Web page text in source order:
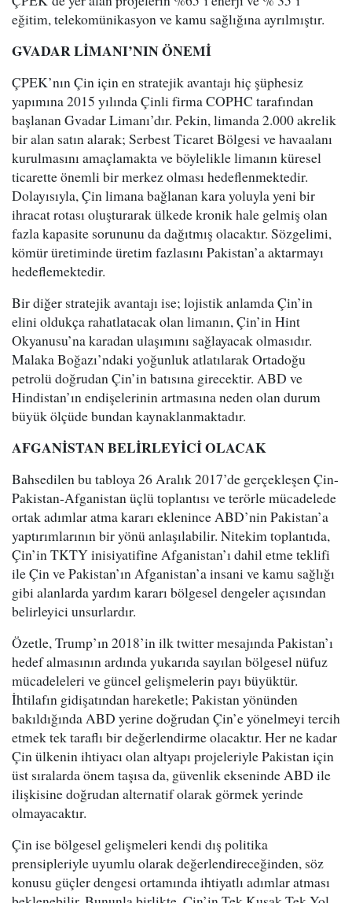
eğitim, telekomünikasyon ve kamu sağlığına ayrılmıştır.
GVADAR LİMANI’NIN ÖNEMİ
ÇPEK’nın Çin için en stratejik avantajı hiç şüphesiz
yapımına 2015 yılında Çinli firma COPHC tarafından
başlanan Gvadar Limanı’dır. Pekin, limanda 2.000 akrelik
bir alan satın alarak; Serbest Ticaret Bölgesi ve havaalanı
kurulmasını amaçlamakta ve böylelikle limanın küresel
ticarette önemli bir merkez olması hedeflenmektedir.
Dolayısıyla, Çin limana bağlanan kara yoluyla yeni bir
ihracat rotası oluşturarak ülkede kronik hale gelmiş olan
fazla kapasite sorununu da dağıtmış olacaktır. Sözgelimi,
kömür üretiminde üretim fazlasını Pakistan’a aktarmayı
hedeflemektedir.
Bir diğer stratejik avantajı ise; lojistik anlamda Çin’in
elini oldukça rahatlatacak olan limanın, Çin’in Hint
Okyanusu’na karadan ulaşımını sağlayacak olmasıdır.
Malaka Boğazı’ndaki yoğunluk atlatılarak Ortadoğu
petrolü doğrudan Çin’in batısına girecektir. ABD ve
Hindistan’ın endişelerinin artmasına neden olan durum
büyük ölçüde bundan kaynaklanmaktadır.
AFGANİSTAN BELİRLEYİCİ OLACAK
Bahsedilen bu tabloya 26 Aralık 2017’de gerçekleşen Çin-
Pakistan-Afganistan üçlü toplantısı ve terörle mücadelede
ortak adımlar atma kararı eklenince ABD’nin Pakistan’a
yaptırımlarının bir yönü anlaşılabilir. Nitekim toplantıda,
Çin’in TKTY inisiyatifine Afganistan’ı dahil etme teklifi
ile Çin ve Pakistan’ın Afganistan’a insani ve kamu sağlığı
gibi alanlarda yardım kararı bölgesel dengeler açısından
belirleyici unsurlardır.
Özetle, Trump’ın 2018’in ilk twitter mesajında Pakistan’ı
hedef almasının ardında yukarıda sayılan bölgesel nüfuz
mücadeleleri ve güncel gelişmelerin payı büyüktür.
İhtilafın gidişatından hareketle; Pakistan yönünden
bakıldığında ABD yerine doğrudan Çin’e yönelmeyi tercih
etmek tek taraflı bir değerlendirme olacaktır. Her ne kadar
Çin ülkenin ihtiyacı olan altyapı projeleriyle Pakistan için
üst sıralarda önem taşısa da, güvenlik ekseninde ABD ile
ilişkisine doğrudan alternatif olarak görmek yerinde
olmayacaktır.
Çin ise bölgesel gelişmeleri kendi dış politika
prensipleriyle uyumlu olarak değerlendireceğinden, söz
konusu güçler dengesi ortamında ihtiyatlı adımlar atması